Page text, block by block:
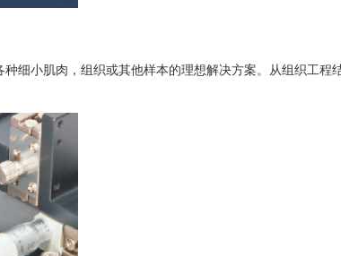
细小肌肉，组织或其他样本的理想解决方案。从组织工